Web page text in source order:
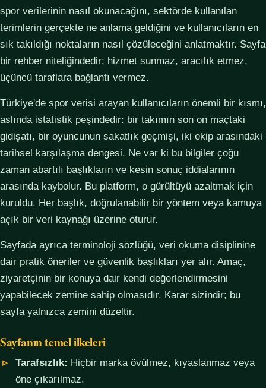
spor verilerinin nasıl okunacağını, sektörde kullanılan
terimlerin gerçekte ne anlama geldiğini ve kullanıcıların en
sık takıldığı noktaların nasıl çözüleceğini anlatmaktır. Sayfa
bir rehber niteliğindedir; hizmet sunmaz, aracılık etmez,
üçüncü taraflara bağlantı vermez.
Türkiye'de spor verisi arayan kullanıcıların önemli bir kısmı,
aslında istatistik peşindedir: bir takımın son on maçtaki
gidişatı, bir oyuncunun sakatlık geçmişi, iki ekip arasındaki
tarihsel karşılaşma dengesi. Ne var ki bu bilgiler çoğu
zaman abartılı başlıkların ve kesin sonuç iddialarının
arasında kaybolur. Bu platform, o gürültüyü azaltmak için
kuruldu. Her başlık, doğrulanabilir bir yöntem veya kamuya
açık bir veri kaynağı üzerine oturur.
Sayfada ayrıca terminoloji sözlüğü, veri okuma disiplinine
dair pratik öneriler ve güvenlik başlıkları yer alır. Amaç,
ziyaretçinin bir konuya dair kendi değerlendirmesini
yapabilecek zemine sahip olmasıdır. Karar sizindir; bu
sayfa yalnızca zemini düzeltir.
Sayfanın temel ilkeleri
Tarafsızlık: Hiçbir marka övülmez, kıyaslanmaz veya
öne çıkarılmaz.